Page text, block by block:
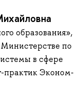
образования»,
по
в сфере
практик Эконом-